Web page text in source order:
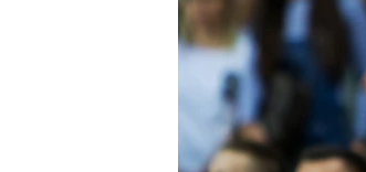
КРЫМ.НЕПОКОРЕННЫЙ
УКРАИНСКАЯ ПРОБЛЕМА КРЫМА